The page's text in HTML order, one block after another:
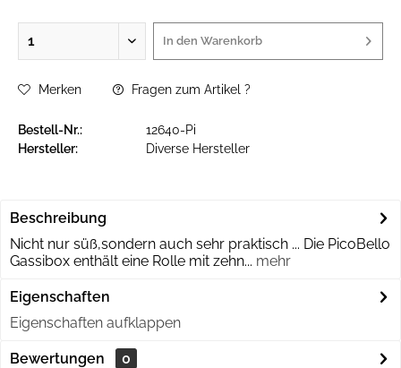
In den Warenkorb
Merken Fragen zum Artikel ?
Bestell-Nr.:
12640-Pi
Hersteller:
Diverse Hersteller
Beschreibung
Nicht nur süß,sondern auch sehr praktisch ... Die PicoBello
Gassibox enthält eine Rolle mit zehn... mehr
Eigenschaften
Eigenschaften aufklappen
Bewertungen
0